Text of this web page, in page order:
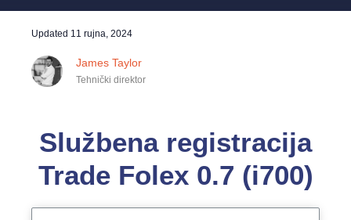
Updated 11 rujna, 2024
James Taylor
Tehnički direktor
Službena registracija
Trade Folex 0.7 (i700)